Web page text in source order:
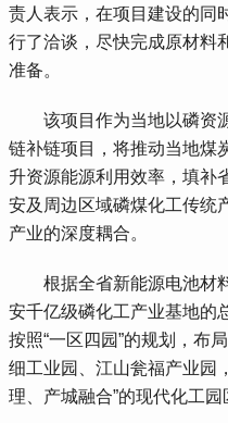
责人表示，在项目建设的同
行了洽谈，尽快完成原材料
准备。
该项目作为当地以磷资
链补链项目，将推动当地煤
升资源能源利用效率，填补
安及周边区域磷煤化工传统
产业的深度耦合。
根据全省新能源电池材料
安千亿级磷化工产业基地的
按照“一区四园”的规划，布
细工业园、江山瓮福产业园
理、产城融合”的现代化工园